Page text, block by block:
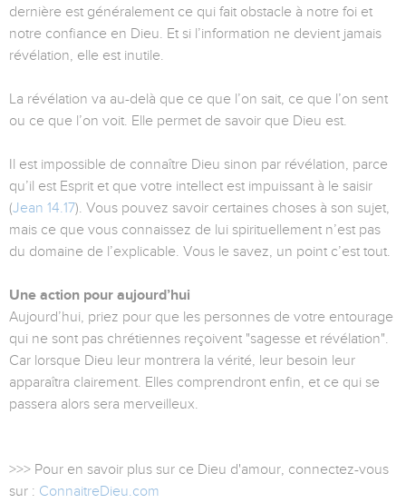
dernière est généralement ce qui fait obstacle à notre foi et
notre confiance en Dieu. Et si l’information ne devient jamais
révélation, elle est inutile.
La révélation va au-delà que ce que l’on sait, ce que l’on sent
ou ce que l’on voit. Elle permet de savoir que Dieu est.
Il est impossible de connaître Dieu sinon par révélation, parce
qu’il est Esprit et que votre intellect est impuissant à le saisir
(Jean 14.17). Vous pouvez savoir certaines choses à son sujet,
mais ce que vous connaissez de lui spirituellement n’est pas
du domaine de l’explicable. Vous le savez, un point c’est tout.
Une action pour aujourd’hui
Aujourd’hui, priez pour que les personnes de votre entourage
qui ne sont pas chrétiennes reçoivent "sagesse et révélation".
Car lorsque Dieu leur montrera la vérité, leur besoin leur
apparaîtra clairement. Elles comprendront enfin, et ce qui se
passera alors sera merveilleux.
>>> Pour en savoir plus sur ce Dieu d'amour, connectez-vous
sur : ConnaitreDieu.com